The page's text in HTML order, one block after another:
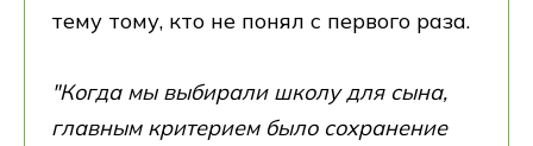
тему тому, кто не понял с первого раза.
"Когда мы выбирали школу для сына,
главным критерием было сохранение